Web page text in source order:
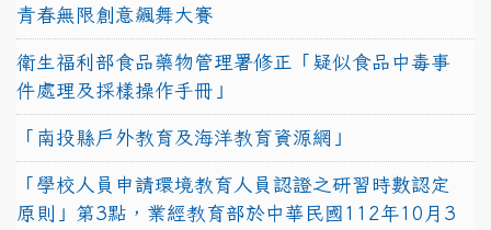
青春無限創意飆舞大賽
衛生福利部食品藥物管理署修正「疑似食品中毒事
件處理及採樣操作手冊」
「南投縣戶外教育及海洋教育資源網」
「學校人員申請環境教育人員認證之研習時數認定
原則」第3點，業經教育部於中華民國112年10月3